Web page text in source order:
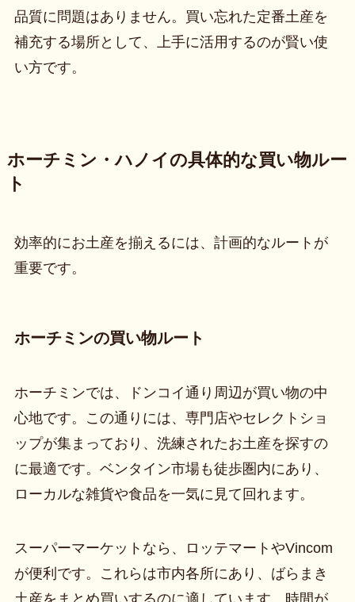
品質に問題はありません。買い忘れた定番土産を
補充する場所として、上手に活用するのが賢い使
い方です。
ホーチミン・ハノイの具体的な買い物ルー
ト
効率的にお土産を揃えるには、計画的なルートが
重要です。
ホーチミンの買い物ルート
ホーチミンでは、ドンコイ通り周辺が買い物の中
心地です。この通りには、専門店やセレクトショ
ップが集まっており、洗練されたお土産を探すの
に最適です。ベンタイン市場も徒歩圏内にあり、
ローカルな雑貨や食品を一気に見て回れます。
スーパーマーケットなら、ロッテマートやVincom
が便利です。これらは市内各所にあり、ばらまき
土産をまとめ買いするのに適しています。時間が